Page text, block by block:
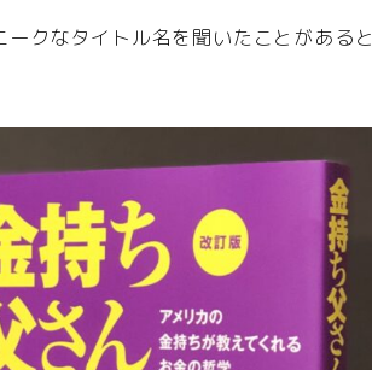
クなタイトル名を聞いたことがある